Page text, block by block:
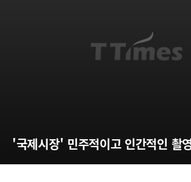
'국제시장' 민주적이고 인간적인 촬